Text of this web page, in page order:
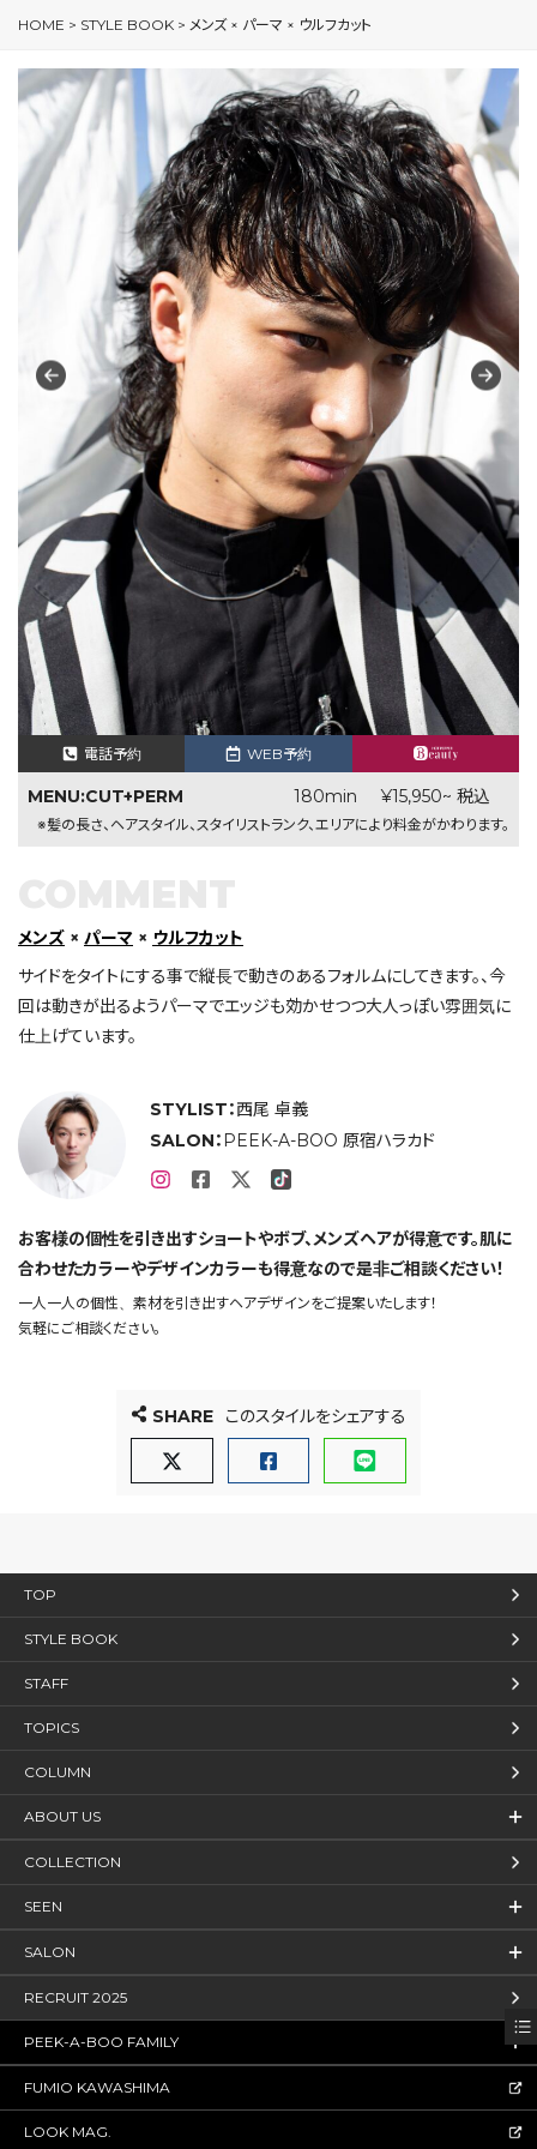
HOME > STYLE BOOK > メンズ × パーマ × ウルフカット
電話予約 WEB予約
MENU:CUT+PERM 180min ¥15,950~ 税込
※髪の長さ、ヘアスタイル、スタイリストランク、エリアにより料金がかわります。
STYLIST：西尾 卓義
SALON： PEEK-A-BOO 原宿ハラカド
お客様の個性を引き出すショートやボブ、メンズヘアが得意です。肌に
合わせたカラーやデザインカラーも得意なので是非ご相談ください！
一人一人の個性、素材を引き出すヘアデザインをご提案いたします！
気軽にご相談ください。
メンズ × パーマ × ウルフカット
サイドをタイトにする事で縦長で動きのあるフォルムにしてきます。、今
回は動きが出るようパーマでエッジも効かせつつ大人っぽい雰囲気に
仕上げています。
SHARE このスタイルをシェアする
TOP
STYLE BOOK
STAFF
TOPICS
COLUMN
ABOUT US
COLLECTION
SEEN
SALON
RECRUIT 2025
PEEK-A-BOO FAMILY
FUMIO KAWASHIMA
LOOK MAG.